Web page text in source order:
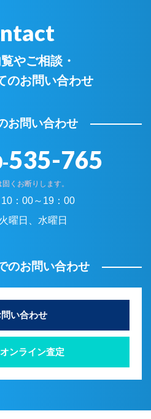
やご相談・
のお問い合わせ
お問い合わせ
535-765
くお断りします。
10：00～19：00
火曜日、水曜日
のお問い合わせ
問い合わせ
ンライン査定